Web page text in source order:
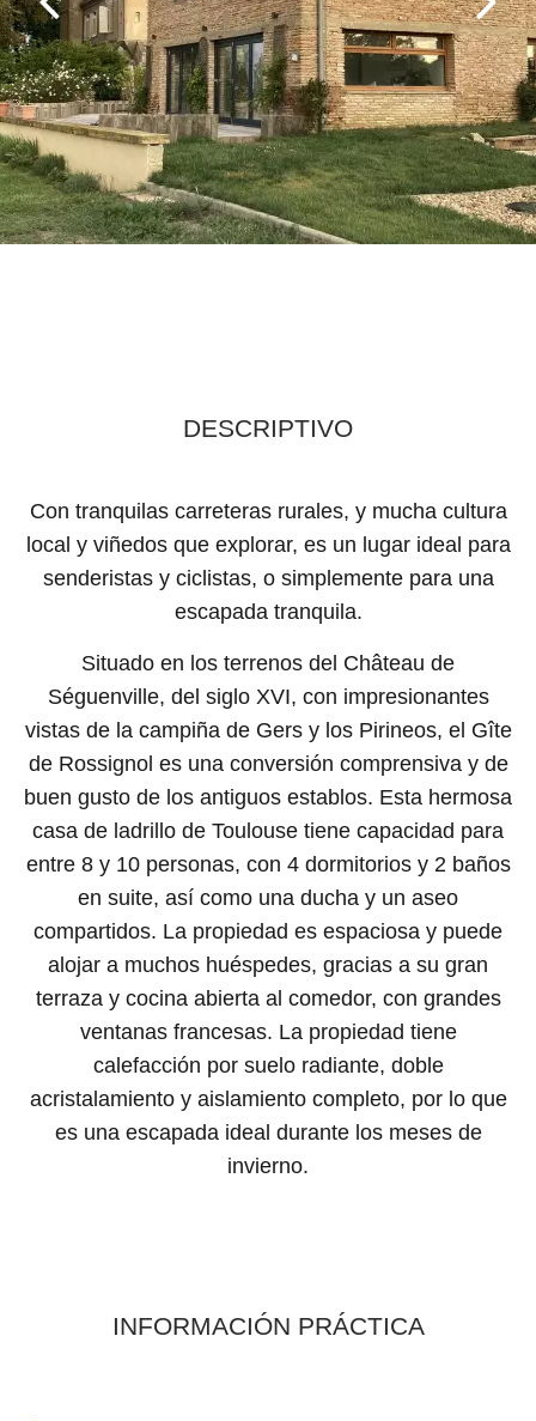
DESCRIPTIVO
Con tranquilas carreteras rurales, y mucha cultura
local y viñedos que explorar, es un lugar ideal para
senderistas y ciclistas, o simplemente para una
escapada tranquila.
Situado en los terrenos del Château de
Séguenville, del siglo XVI, con impresionantes
vistas de la campiña de Gers y los Pirineos, el Gîte
de Rossignol es una conversión comprensiva y de
buen gusto de los antiguos establos. Esta hermosa
casa de ladrillo de Toulouse tiene capacidad para
entre 8 y 10 personas, con 4 dormitorios y 2 baños
en suite, así como una ducha y un aseo
compartidos. La propiedad es espaciosa y puede
alojar a muchos huéspedes, gracias a su gran
terraza y cocina abierta al comedor, con grandes
ventanas francesas. La propiedad tiene
calefacción por suelo radiante, doble
acristalamiento y aislamiento completo, por lo que
es una escapada ideal durante los meses de
invierno.
INFORMACIÓN PRÁCTICA